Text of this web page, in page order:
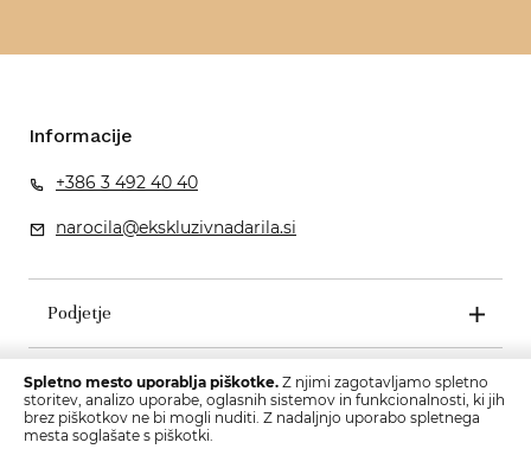
Informacije
+386 3 492 40 40
narocila@ekskluzivnadarila.si
Podjetje
Pogoji poslovanja
Spletno mesto uporablja piškotke. Z njimi zagotavljamo spletno
storitev, analizo uporabe, oglasnih sistemov in funkcionalnosti, ki jih
brez piškotkov ne bi mogli nuditi. Z nadaljnjo uporabo spletnega
mesta soglašate s piškotki.